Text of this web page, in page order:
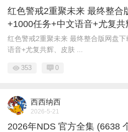
红色警戒2重聚未来 最终整合
+1000任务+中文语音+尤复共
红色警戒2重聚未来 最终整合版网盘
语音+尤复共辉、皮肤 ...
353 0
西西纳西
2026-5-21
2026年NDS 官方全集 (6638